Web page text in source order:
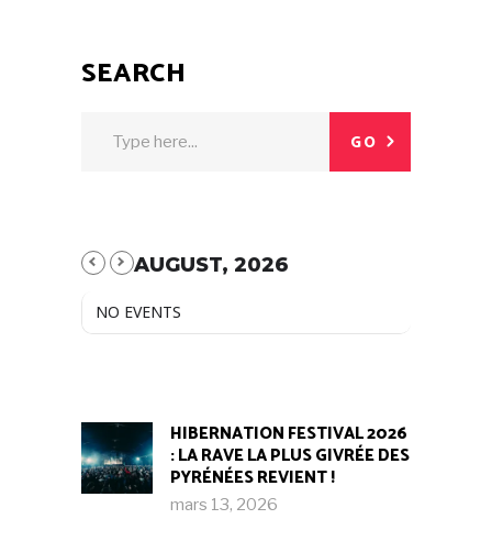
SEARCH
GO
AUGUST, 2026
NO EVENTS
HIBERNATION FESTIVAL 2026
: LA RAVE LA PLUS GIVRÉE DES
PYRÉNÉES REVIENT !
mars 13, 2026